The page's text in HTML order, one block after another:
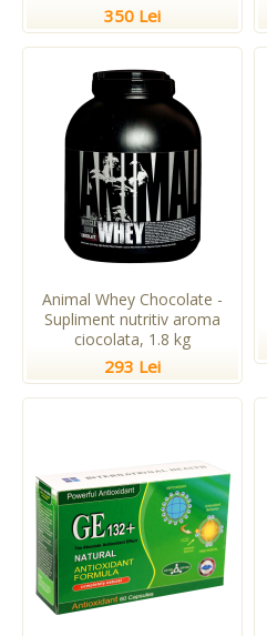
350 Lei
Animal Whey Chocolate -
Supliment nutritiv aroma
ciocolata, 1.8 kg
293 Lei